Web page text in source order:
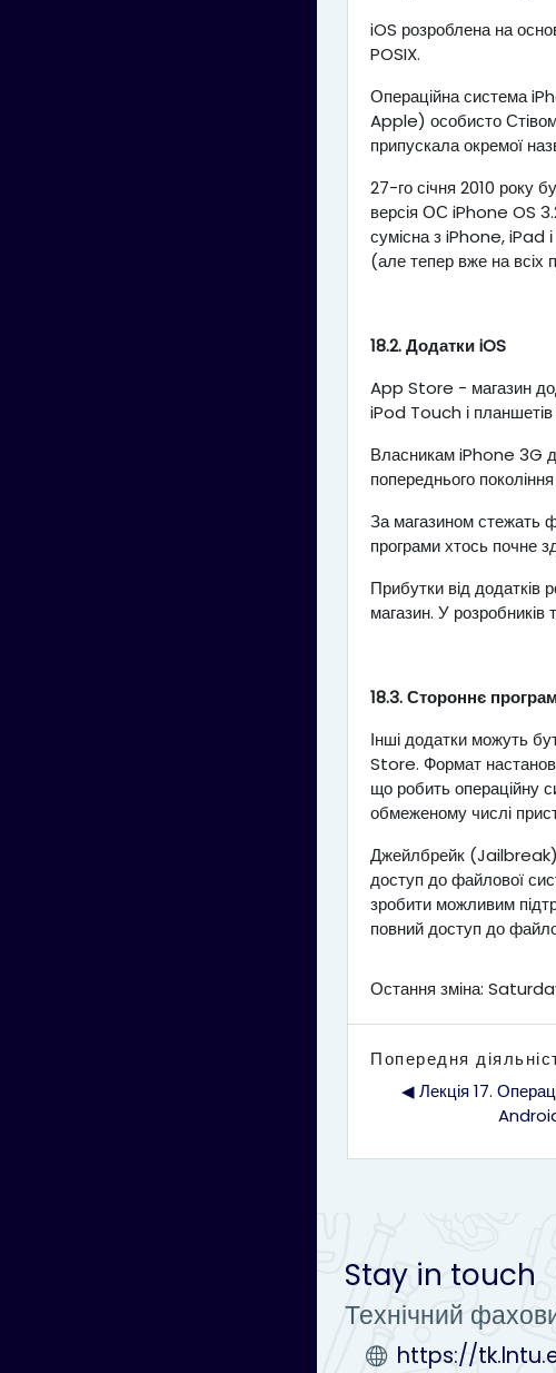
iOS розроблена на
POSIX.
Операційна система
Apple) особисто
припускала окремої
27-го січня 2010 року
версія ОС iPhone OS
сумісна з iPhone, iPad
(але тепер вже на всіх
18.2. ДодаткиiOS
App Store - магазин
iPod Touch і
Власникам iPhone 3G
попереднього
За магазином стежать
програми хтось почне
Прибутки від
магазин. У
18.3. Стороннє
Інші додатки можуть
Store. Формат
що робить операційну
обмеженому числі
Джейлбрейк (Jailbreak)
доступ до файлової
зробити можливим
повний доступ до
Остання зміна:
Попередня
◀︎ Лекція 17.
Stay in touch
Технічний
https://